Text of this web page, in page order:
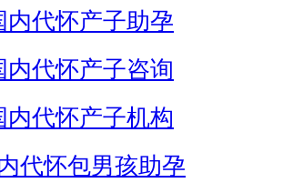
内代怀产子助孕
内代怀产子咨询
内代怀产子机构
代怀包男孩助孕